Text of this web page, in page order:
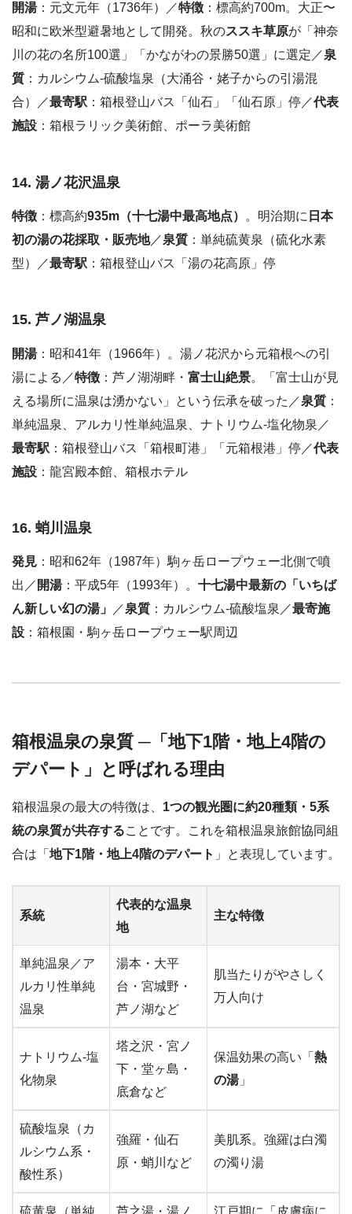
開湯：元文元年（1736年）／特徴 ：標高約700m。大正〜
昭和に欧米型避暑地として開発。秋のススキ草原が「神奈
川の花の名所100選」「かながわの景勝50選」に選定／泉
質 ：カルシウム-硫酸塩泉（大涌谷・姥子からの引湯混
合）／最寄駅 ：箱根登山バス「仙石」「仙石原」停／代表
施設 ：箱根ラリック美術館、ポーラ美術館
14. 湯ノ花沢温泉
特徴 ：標高約935m（十七湯中最高地点） 。明治期に 日本
初の湯の花採取・販売地／泉質 ：単純硫黄泉（硫化水素
型）／最寄駅 ：箱根登山バス「湯の花高原」停
15. 芦ノ湖温泉
開湯：昭和41年（1966年）。湯ノ花沢から元箱根への引
湯による／特徴 ：芦ノ湖湖畔・ 富士山絶景。「富士山が見
える場所に温泉は湧かない」という伝承を破った／泉質 ：
単純温泉、アルカリ性単純温泉、ナトリウム-塩化物泉／
最寄駅 ：箱根登山バス「箱根町港」「元箱根港」停／代表
施設 ：龍宮殿本館、箱根ホテル
16. 蛸川温泉
発見 ：昭和62年（1987年）駒ヶ岳ロープウェー北側で噴
出／ 開湯：平成5年（1993年）。 十七湯中最新の「いちば
ん新しい幻の湯」
／泉質 ：カルシウム-硫酸塩泉／最寄施
設 ：箱根園・駒ヶ岳ロープウェー駅周辺
箱根温泉の泉質 ─「地下1階・地上4階の
デパート」と呼ばれる理由
箱根温泉の最大の特徴は、 1つの観光圏に約20種類・5系
統の泉質が共存することです。これを箱根温泉旅館協同組
合は「 地下1階・地上4階のデパート 」と表現しています。
系統
代表的な温泉
地
主な特徴
単純温泉／ア
ルカリ性単純
温泉
湯本・大平
台・宮城野・
芦ノ湖など
肌当たりがやさしく
万人向け
ナトリウム-塩
化物泉
塔之沢・宮ノ
下・堂ヶ島・
底倉など
保温効果の高い「 熱
の湯」
硫酸塩泉（カ
ルシウム系・
酸性系）
強羅・仙石
原・蛸川など
美肌系。強羅は白濁
の濁り湯